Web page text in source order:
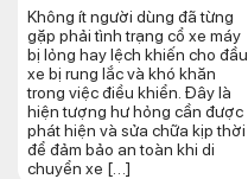
Không ít người dùng đã từng
gặp phải tình trạng cổ xe máy
bị lỏng hay lệch khiến cho đầu
xe bị rung lắc và khó khăn
trong việc điều khiển. Đây là
hiện tượng hư hỏng cần được
phát hiện và sửa chữa kịp thời
để đảm bảo an toàn khi di
chuyển xe […]